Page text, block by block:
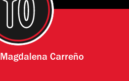
Magdalena Carreño